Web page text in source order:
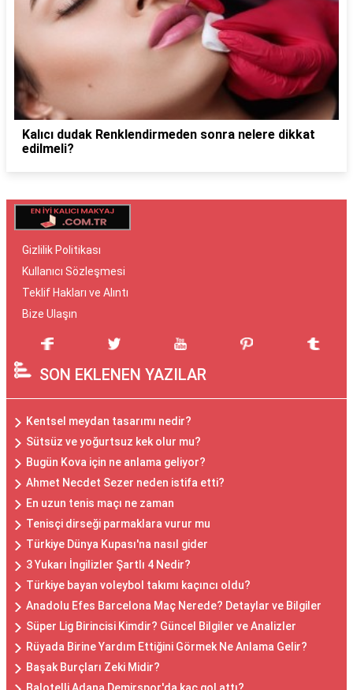
Kalıcı dudak Renklendirmeden sonra nelere dikkat
edilmeli?
Gizlilik Politikası
Kullanıcı Sözleşmesi
Teklif Hakları ve Alıntı
Bize Ulaşın
SON EKLENEN YAZILAR
Kentsel meydan tasarımı nedir?
Sütsüz ve yoğurtsuz kek olur mu?
Bugün Kova için ne anlama geliyor?
Ahmet Necdet Sezer neden istifa etti?
En uzun tenis maçı ne zaman
Tenisçi dirseği parmaklara vurur mu
Türkiye Dünya Kupası'na nasıl gider
3 Yukarı İngilizler Şartlı 4 Nedir?
Türkiye bayan voleybol takımı kaçıncı oldu?
Anadolu Efes Barcelona Maç Nerede? Detaylar ve Bilgiler
Süper Lig Birincisi Kimdir? Güncel Bilgiler ve Analizler
Rüyada Birine Yardım Ettiğini Görmek Ne Anlama Gelir?
Başak Burçları Zeki Midir?